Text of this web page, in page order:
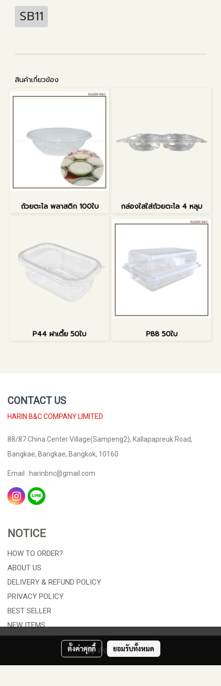
สั่งซื้อสินค้า
SB11
สินค้าเกี่ยวข้อง
ถ้วยตะไล พลาสติก 100ใบ กล่องใสใส่ถ้วยตะไล 4 หลุม
P44 ฝาเตี้ย 50ใบ P88 50ใบ
CONTACT US
HARIN B&C COMPANY LIMITED
88/87 China Center Village(Sampeng2), Kallapapreuk Road,
Bangkae, Bangkae, Bangkok, 10160
Email : harinbnc@gmail.com
NOTICE
HOW TO ORDER?
ABOUT US
DELIVERY & REFUND POLICY
PRIVACY POLICY
BEST SELLER
NEW ITEMS
ORDER TRACKING
ตั้งค่าคุกกี้ ยอมรับทั้งหมด